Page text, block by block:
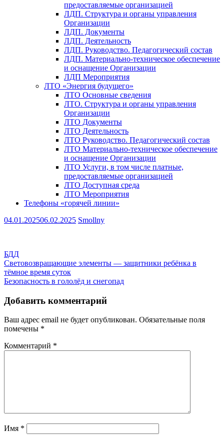
предоставляемые организацией
ЛДП. Структура и органы управления
Организации
ЛДП. Документы
ЛДП. Деятельность
ЛДП. Руководство. Педагогический состав
ЛДП. Материально-техническое обеспечение
и оснащение Организации
ЛДП Мероприятия
ЛТО «Энергия будущего»
ЛТО Основные сведения
ЛТО. Структура и органы управления
Организации
ЛТО Документы
ЛТО Деятельность
ЛТО Руководство. Педагогический состав
ЛТО Материально-техническое обеспечение
и оснащение Организации
ЛТО Услуги, в том числе платные,
предоставляемые организацией
ЛТО Доступная среда
ЛТО Мероприятия
Телефоны «горячей линии»
04.01.202506.02.2025 Smollny
БДД
Навигация
по
Световозвращающие элементы — защитники ребёнка в
тёмное время суток
Безопасность в гололёд и снегопад
Добавить комментарий
Ваш адрес email не будет опубликован. Обязательные поля
помечены *
Комментарий *
Имя *